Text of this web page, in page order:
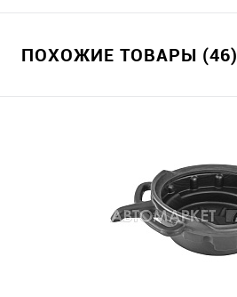
ПОХОЖИЕ ТОВАРЫ (46)